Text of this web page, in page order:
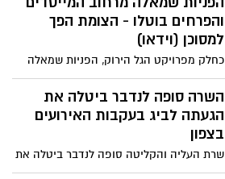
והפרחים בוטלו - הצומת הפך
למסוכן (וידאו)
כחלק מפרויקט הגל הירוק, הפניות שמאלה
מרחובות המייסדים והפרחים לכיוון שדרות
בני ברית - בוטלו. אלא שנהגים לא שמים לב
לשינויים, ומכוחו של הרגל ממשיכים לבצע
פניות שמאלה למרות הרכבים שמגיעים ממול.
השבוע זה נגמר בתאונה אחת לפחות ושני כלי
רכב שהושבתו
השרה סופה לנדבר ביטלה את
הגעתה לביג בעקבות האירועים
בצפון
שרת העליה והקליטה סופה לנדבר ביטלה את
הגעתה הצהריים לביג, לאחר שתכננה להגיע